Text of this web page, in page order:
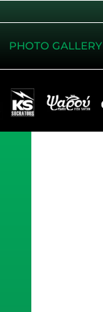
PHOTO GALLERY